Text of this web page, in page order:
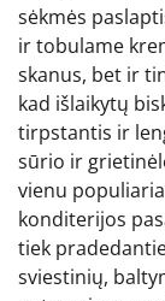
sėkmės
ir tobulame
skanus, bet ir
kad išlaikytų
tirpstantis ir
sūrio ir
vienu
konditerijos
tiek
sviestinių,